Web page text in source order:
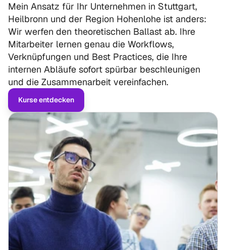
Mein Ansatz für Ihr Unternehmen in Stuttgart,
Heilbronn und der Region Hohenlohe ist anders:
Wir werfen den theoretischen Ballast ab. Ihre
Mitarbeiter lernen genau die Workflows,
Verknüpfungen und Best Practices, die Ihre
internen Abläufe sofort spürbar beschleunigen
und die Zusammenarbeit vereinfachen.
Kurse entdecken